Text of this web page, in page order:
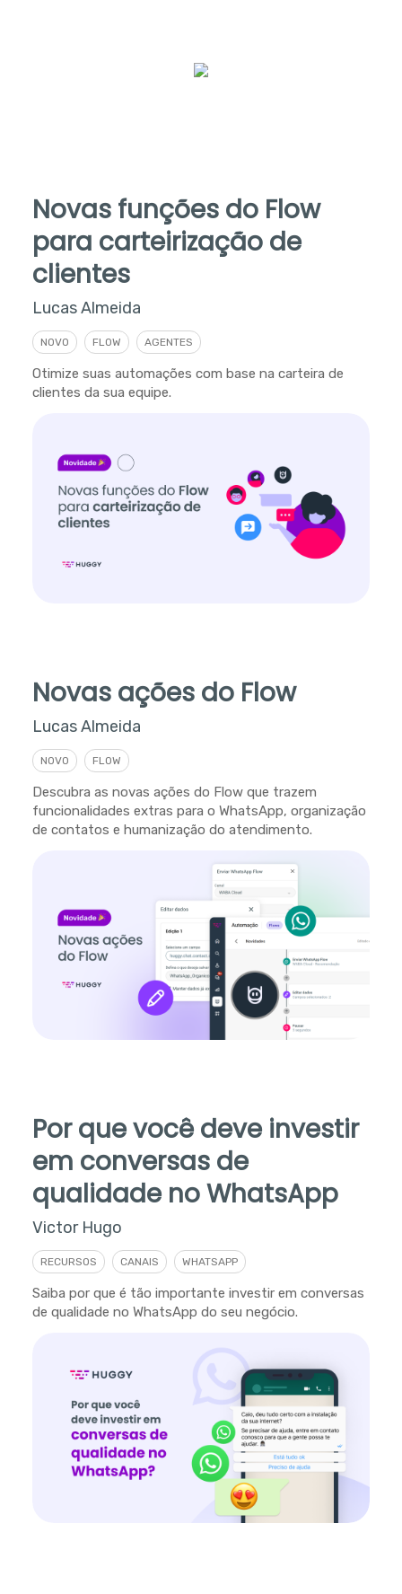
Novas funções do Flow
para carteirização de
clientes
Lucas Almeida
NOVO FLOW AGENTES
Otimize suas automações com base na carteira de
clientes da sua equipe.
Novas ações do Flow
Lucas Almeida
NOVO FLOW
Descubra as novas ações do Flow que trazem
funcionalidades extras para o WhatsApp, organização
de contatos e humanização do atendimento.
Por que você deve investir
em conversas de
qualidade no WhatsApp
Victor Hugo
RECURSOS CANAIS WHATSAPP
Saiba por que é tão importante investir em conversas
de qualidade no WhatsApp do seu negócio.